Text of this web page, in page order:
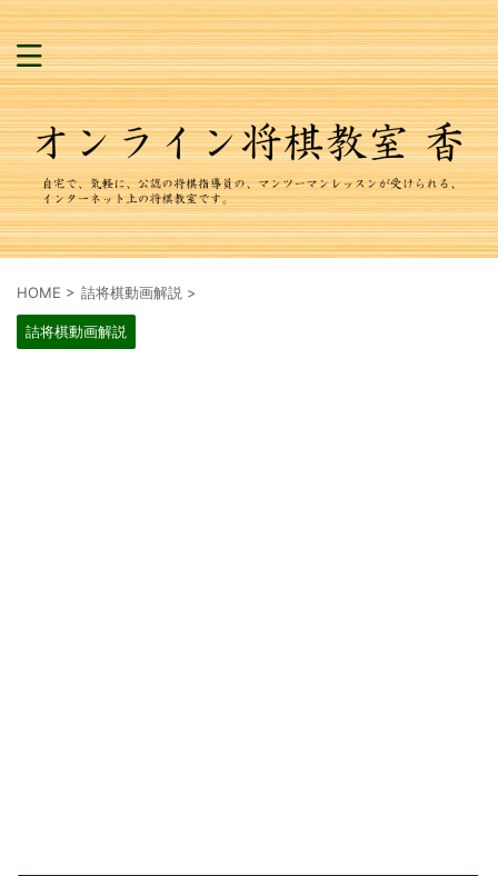
HOME > 詰将棋動画解説 >
詰将棋動画解説